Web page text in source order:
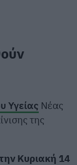
Υγείας Νέας
της
Κυριακή 14